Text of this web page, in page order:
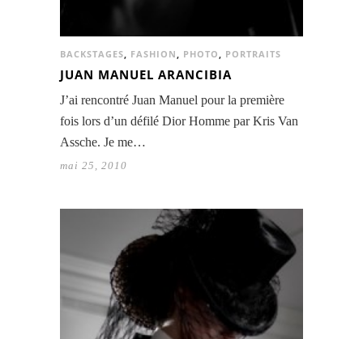
BACKSTAGES, FASHION, PHOTO, PORTRAITS
JUAN MANUEL ARANCIBIA
J’ai rencontré Juan Manuel pour la première
fois lors d’un défilé Dior Homme par Kris Van
Assche. Je me…
mai 25, 2010